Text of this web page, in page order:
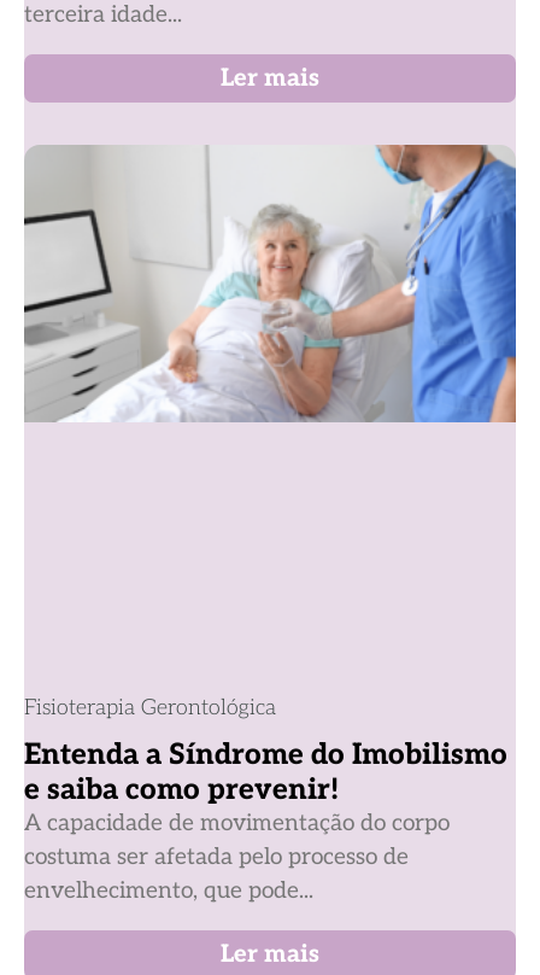
terceira idade...
Ler mais
Fisioterapia Gerontológica
Entenda a Síndrome do Imobilismo
e saiba como prevenir!
A capacidade de movimentação do corpo
costuma ser afetada pelo processo de
envelhecimento, que pode...
Ler mais